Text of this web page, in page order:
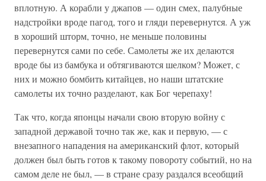
вплотную. А корабли у джапов — один смех, палубные
надстройки вроде пагод, того и гляди перевернутся. А уж
в хороший шторм, точно, не меньше половины
перевернутся сами по себе. Самолеты же их делаются
вроде бы из бамбука и обтягиваются шелком? Может, с
них и можно бомбить китайцев, но наши штатские
самолеты их точно разделают, как Бог черепаху!
Так что, когда японцы начали свою вторую войну с
западной державой точно так же, как и первую, — с
внезапного нападения на американский флот, который
должен был быть готов к такому повороту событий, но на
самом деле не был, — в стране сразу раздался всеобщий